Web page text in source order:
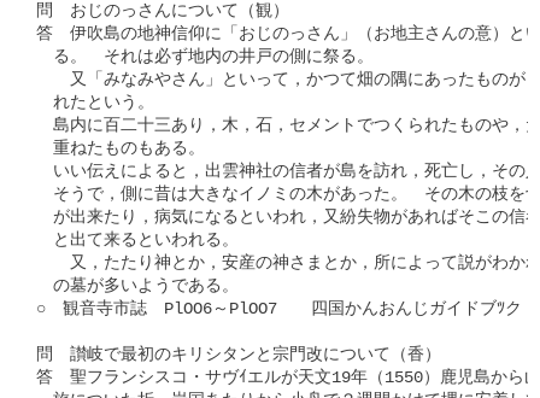
問　おじのっさんについて（観）
答　伊吹島の地神信仰に「おじのっさん」（お地主さんの意）と
る。　それは必ず地内の井戸の側に祭る。
又「みなみやさん」といって，かつて畑の隅にあったものが
れたという。
島内に百二十三あり，木，石，セメントでつくられたものや，
重ねたものもある。
いい伝えによると，出雲神社の信者が島を訪れ，死亡し，その
そうで，側に昔は大きなイノミの木があった。　その木の枝を
が出来たり，病気になるといわれ，又紛失物があればそこの信
と出て来るといわれる。
又，たたり神とか，安産の神さまとか，所によって説がわか
の墓が多いようである。
○　観音寺市誌　PlOO6～PlOO7　　四国かんおんじガイドブﾂク
問　讃岐で最初のキリシタンと宗門改について（香）
答　聖フランシスコ・サヴｲエルが天文19年（1550）鹿児島から